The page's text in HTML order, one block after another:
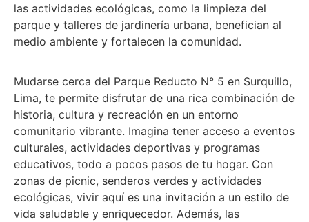
las actividades ecológicas, como la limpieza del
parque y talleres de jardinería urbana, benefician al
medio ambiente y fortalecen la comunidad.
Mudarse cerca del Parque Reducto N° 5 en Surquillo,
Lima, te permite disfrutar de una rica combinación de
historia, cultura y recreación en un entorno
comunitario vibrante. Imagina tener acceso a eventos
culturales, actividades deportivas y programas
educativos, todo a pocos pasos de tu hogar. Con
zonas de picnic, senderos verdes y actividades
ecológicas, vivir aquí es una invitación a un estilo de
vida saludable y enriquecedor. Además, las